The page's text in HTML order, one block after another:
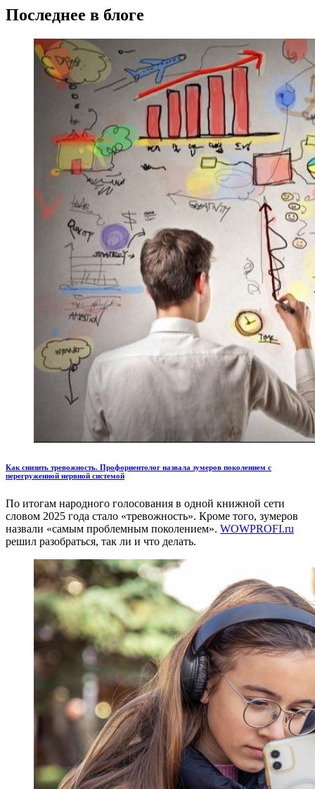
Последнее в блоге
Как снизить тревожность. Профориентолог назвала зумеров поколением с
перегруженной нервной системой
По итогам народного голосования в одной книжной сети
словом 2025 года стало «тревожность». Кроме того, зумеров
назвали «самым проблемным поколением». WOWPROFI.ru
решил разобраться, так ли и что делать.